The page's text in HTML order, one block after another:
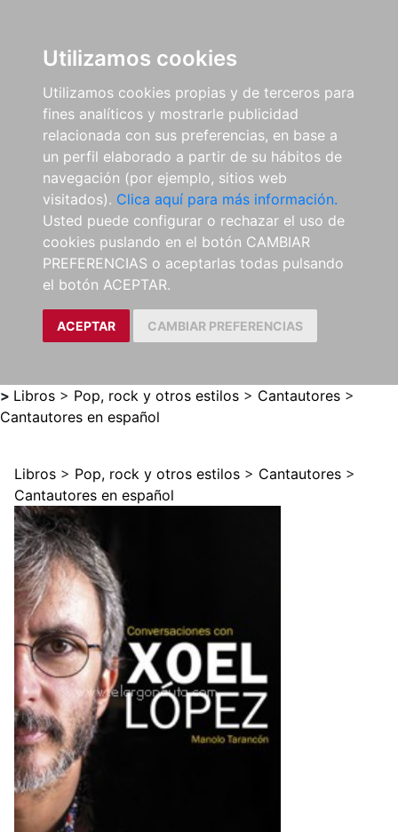
Utilizamos cookies
Utilizamos cookies propias y de terceros para
fines analíticos y mostrarle publicidad
relacionada con sus preferencias, en base a
un perfil elaborado a partir de su hábitos de
navegación (por ejemplo, sitios web
visitados). Clica aquí para más información.
Usted puede configurar o rechazar el uso de
cookies puslando en el botón CAMBIAR
PREFERENCIAS o aceptarlas todas pulsando
el botón ACEPTAR.
ACEPTAR CAMBIAR PREFERENCIAS
> Libros > Pop, rock y otros estilos > Cantautores >
Cantautores en español
Libros > Pop, rock y otros estilos > Cantautores >
Cantautores en español